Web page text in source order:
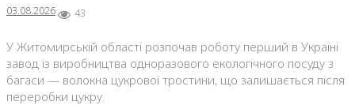
03.08.2026 43
У Житомирській області розпочав роботу перший в Україні
завод із виробництва одноразового екологічного посуду з
багаси — волокна цукрової тростини, що залишається після
переробки цукру.